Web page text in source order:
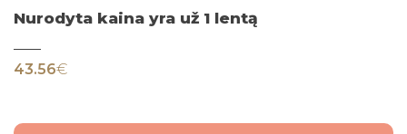
Nurodyta kaina yra už 1 lentą
43.56€